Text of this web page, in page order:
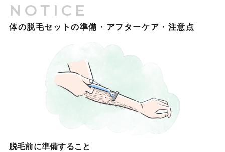
NOTICE
体の脱毛セットの準備・アフターケア・注意点
脱毛前に準備すること